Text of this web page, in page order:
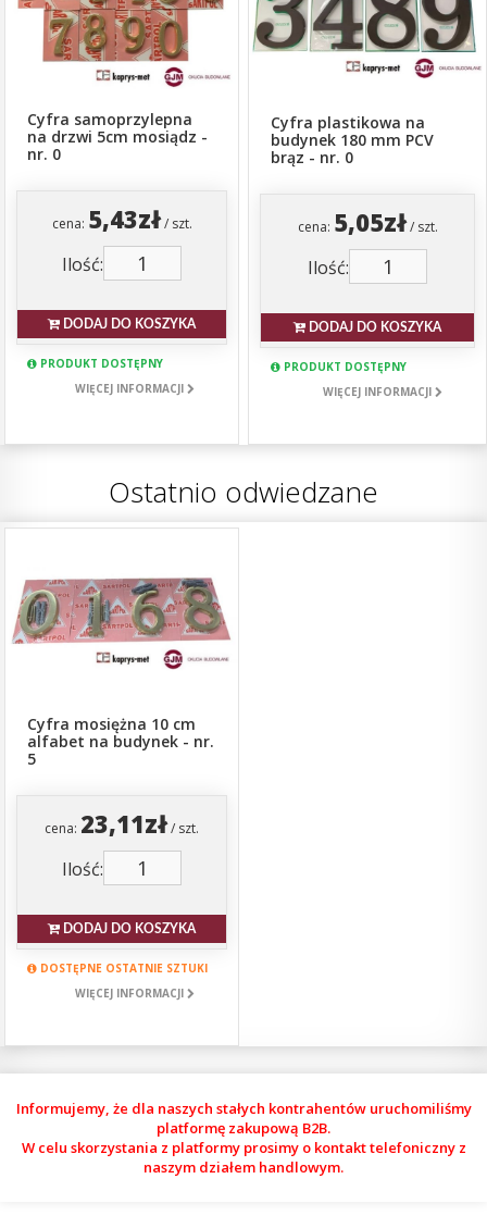
Cyfra samoprzylepna
na drzwi 5cm mosiądz -
nr. 0
cena: 5,43zł/ szt.
Ilość:
DODAJ DO KOSZYKA
PRODUKT DOSTĘPNY
WIĘCEJ INFORMACJI
Cyfra plastikowa na
budynek 180 mm PCV
brąz - nr. 0
cena: 5,05zł/ szt.
Ilość:
DODAJ DO KOSZYKA
PRODUKT DOSTĘPNY
WIĘCEJ INFORMACJI
Ostatnio odwiedzane
Cyfra mosiężna 10 cm
alfabet na budynek - nr.
5
cena: 23,11zł/ szt.
Ilość:
DODAJ DO KOSZYKA
DOSTĘPNE OSTATNIE SZTUKI
WIĘCEJ INFORMACJI
Informujemy, że dla naszych stałych kontrahentów uruchomiliśmy
platformę zakupową B2B.
W celu skorzystania z platformy prosimy o kontakt telefoniczny z
naszym działem handlowym.